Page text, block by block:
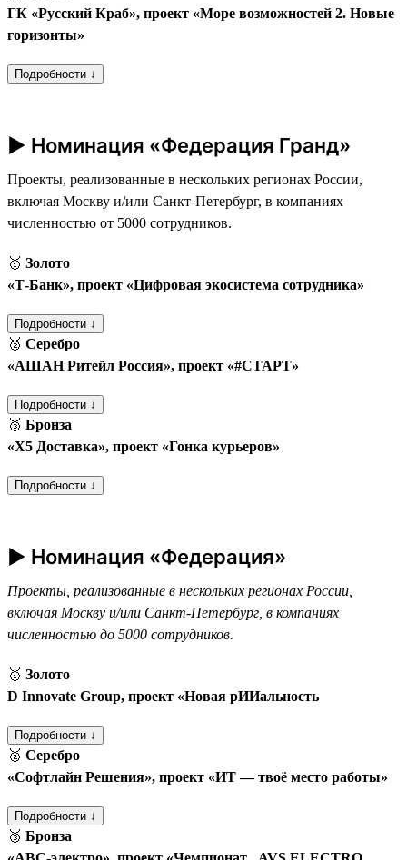
ГК «Русский Краб», проект «Море возможностей 2. Новые
горизонты»
Подробности ↓
► Номинация «Федерация Гранд»
Проекты, реализованные в нескольких регионах России,
включая Москву и/или Санкт-Петербург, в компаниях
численностью от 5000 сотрудников.
🥇 Золото
«Т‑Банк», проект «Цифровая экосистема сотрудника»
Подробности ↓
🥈 Серебро
«АШАН Ритейл Россия», проект «#СТАРТ»
Подробности ↓
🥉 Бронза
«Х5 Доставка», проект «Гонка курьеров»
Подробности ↓
► Номинация «Федерация»
Проекты, реализованные в нескольких регионах России,
включая Москву и/или Санкт-Петербург, в компаниях
численностью до 5000 сотрудников.
🥇 Золото
D Innovate Group, проект «Новая рИИальность
Подробности ↓
🥈 Серебро
«Софтлайн Решения», проект «ИТ — твоё место работы»
Подробности ↓
🥉 Бронза